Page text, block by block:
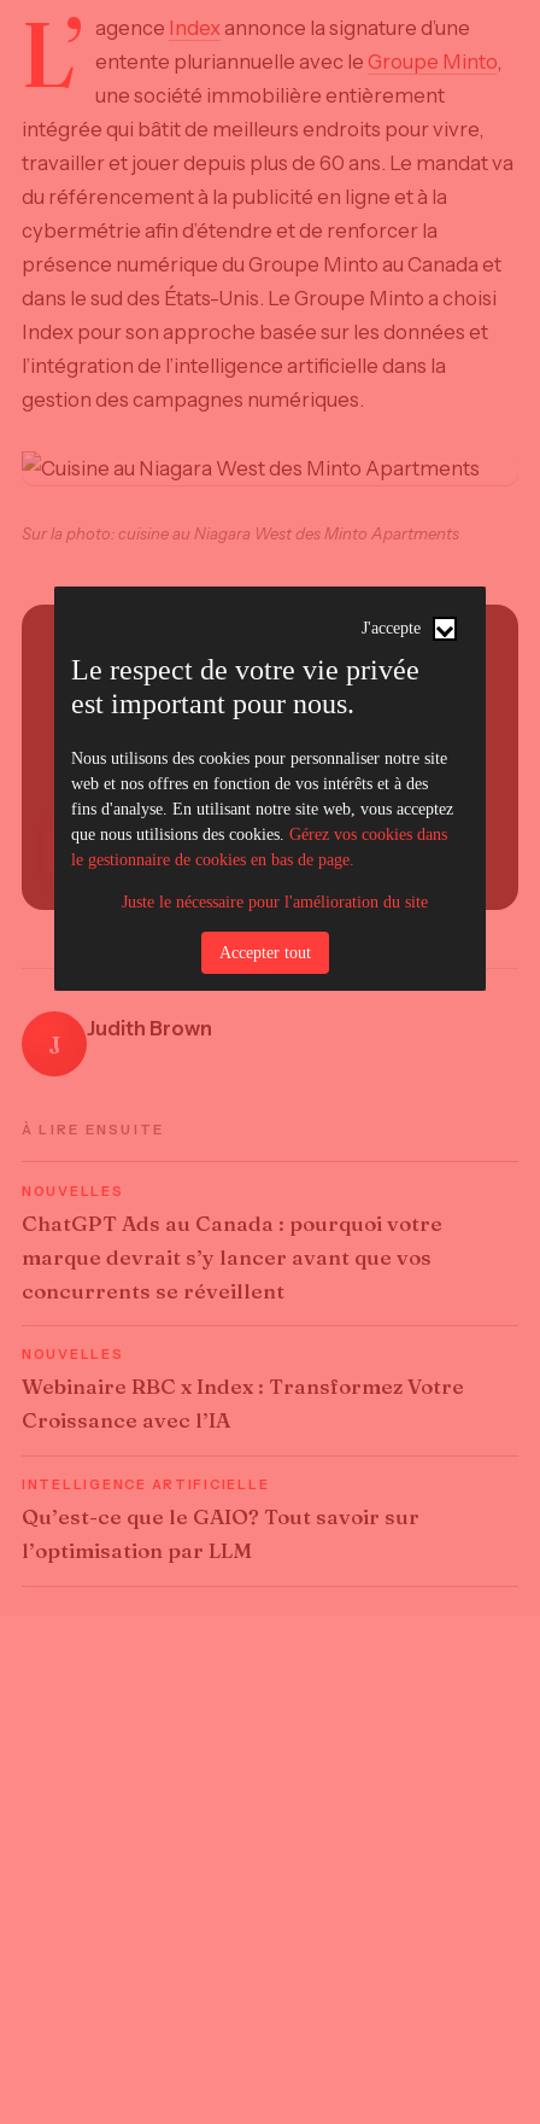
L’ agence Index annonce la signature d’une
entente pluriannuelle avec le Groupe Minto,
une société immobilière entièrement
intégrée qui bâtit de meilleurs endroits pour vivre,
travailler et jouer depuis plus de 60 ans. Le mandat va
du référencement à la publicité en ligne et à la
cybermétrie afin d’étendre et de renforcer la
présence numérique du Groupe Minto au Canada et
dans le sud des États-Unis. Le Groupe Minto a choisi
Index pour son approche basée sur les données et
l’intégration de l’intelligence artificielle dans la
gestion des campagnes numériques.
Sur la photo: cuisine au Niagara West des Minto Apartments
Un projet en tête ?
trafic en clients. Discutons de vos objectifs.
Parlez à un expert
J
Judith Brown
À LIRE ENSUITE
NOUVELLES
ChatGPT Ads au Canada : pourquoi votre
marque devrait s’y lancer avant que vos
concurrents se réveillent
NOUVELLES
Webinaire RBC x Index : Transformez Votre
Croissance avec l’IA
INTELLIGENCE ARTIFICIELLE
Qu’est-ce que le GAIO? Tout savoir sur
l’optimisation par LLM
Le respect de votre vie privée
est important pour nous.
Nous utilisons des cookies pour personnaliser notre site
web et nos offres en fonction de vos intérêts et à des
fins d'analyse. En utilisant notre site web, vous acceptez
que nous utilisions des cookies. Gérez vos cookies dans
le gestionnaire de cookies en bas de page.
Juste le nécessaire pour l'amélioration du site
Accepter tout
J'accepte